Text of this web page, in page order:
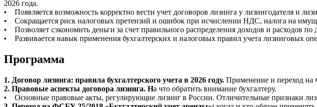
2026 года.
• Появляется возможность корректно вести учет договоров лизинга у лизингодателя и
• Сокращается риск налоговых претензий и ошибок при исчислении НДС, налога на
• Позволяет сэкономить деньги за счет правильного распределения доходов и расходов
• Развивается навык применения бухгалтерских и налоговых правил учета лизинговых
Программа
1. Договор лизинга: правила бухгалтерского учета в 2026 году. Применение и переход
2. Правовые аспекты договора лизинга. На что обратить внимание бухгалтеру.
• Основные правовые акты, регулирующие лизинг в России. Отличительные признаки